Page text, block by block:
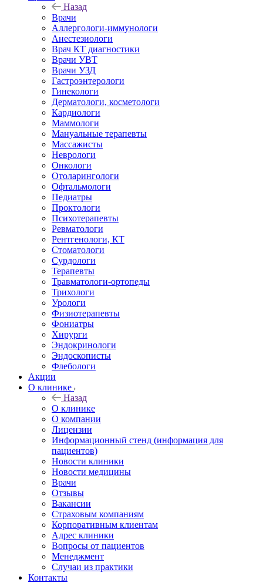
Назад
Врачи
Аллергологи-иммунологи
Анестезиологи
Врач КТ диагностики
Врачи УВТ
Врачи УЗД
Гастроэнтерологи
Гинекологи
Дерматологи, косметологи
Кардиологи
Маммологи
Мануальные терапевты
Массажисты
Неврологи
Онкологи
Отоларингологи
Офтальмологи
Педиатры
Проктологи
Психотерапевты
Ревматологи
Рентгенологи, КТ
Стоматологи
Сурдологи
Терапевты
Травматологи-ортопеды
Трихологи
Урологи
Физиотерапевты
Фониатры
Хирурги
Эндокринологи
Эндоскописты
Флебологи
Акции
О клинике
Назад
О клинике
О компании
Лицензии
Информационный стенд (информация для
пациентов)
Новости клиники
Новости медицины
Врачи
Отзывы
Вакансии
Страховым компаниям
Корпоративным клиентам
Адрес клиники
Вопросы от пациентов
Менеджмент
Случаи из практики
Контакты